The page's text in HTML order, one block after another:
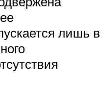
лишь в